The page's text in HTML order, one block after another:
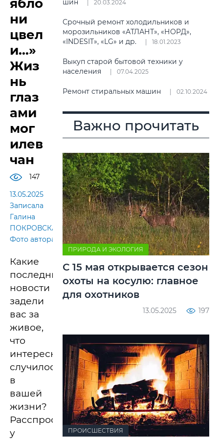
ябло
ни
цвел
и...»
Жиз
нь
глаз
ами
мог
илев
чан
147
13.05.2025
Записала
Галина
ПОКРОВСКАЯ.
Фото автора
Какие
последние
новости
задели
вас за
живое,
что
интересного
случилось
в
вашей
жизни?
Расспросили
у
шин
20.03.2024
Срочный ремонт холодильников и
морозильников «АТЛАНТ», «НОРД»,
«INDESIT», «LG» и др.
18.01.2023
Выкуп старой бытовой техники у
населения
07.04.2025
Ремонт стиральных машин 02.10.2024
Важно прочитать
ПРИРОДА И ЭКОЛОГИЯ
С 15 мая открывается сезон
охоты на косулю: главное
для охотников
13.05.2025 197
ПРОИСШЕСТВИЯ